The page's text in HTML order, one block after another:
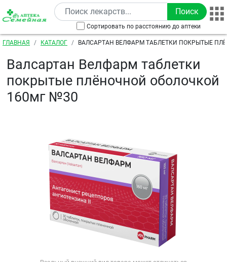
Перейти к основному содержанию
Сортировать по расстоянию до аптеки
Строка навигации
ГЛАВНАЯ КАТАЛОГ
ВАЛСАРТАН ВЕЛФАРМ ТАБЛЕТКИ ПОКРЫТЫЕ
Валсартан Велфарм таблетки
покрытые плёночной оболочкой
160мг №30